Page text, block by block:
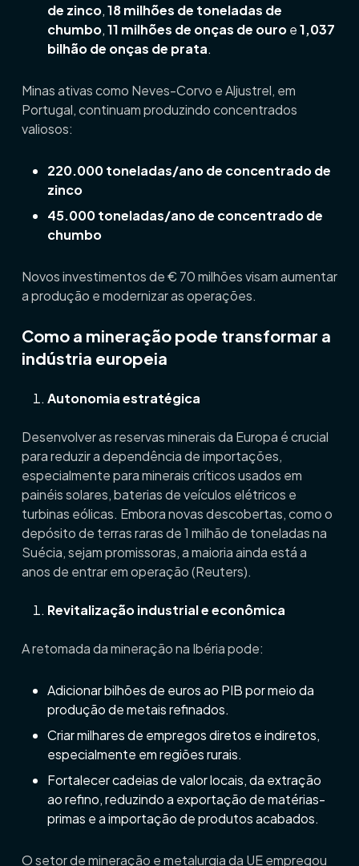
de zinco,18 milhões de toneladas de
chumbo,11 milhões de onças de ouroe1,037
bilhão de onças de prata.
Minas ativas como Neves-Corvo e Aljustrel, em
Portugal, continuam produzindo concentrados
valiosos:
220.000 toneladas/ano de concentrado de
zinco
45.000 toneladas/ano de concentrado de
chumbo
Novos investimentos de € 70 milhões visam aumentar
a produção e modernizar as operações.
Como a mineração pode transformar a
indústria europeia
Autonomia estratégica
Desenvolver as reservas minerais da Europa é crucial
para reduzir a dependência de importações,
especialmente para minerais críticos usados em
painéis solares, baterias de veículos elétricos e
turbinas eólicas. Embora novas descobertas, como o
depósito de terras raras de 1 milhão de toneladas na
Suécia, sejam promissoras, a maioria ainda está a
anos de entrar em operação (Reuters).
Revitalização industrial e econômica
A retomada da mineração na Ibéria pode:
Adicionar bilhões de euros ao PIB por meio da
produção de metais refinados.
Criar milhares de empregos diretos e indiretos,
especialmente em regiões rurais.
Fortalecer cadeias de valor locais, da extração
ao refino, reduzindo a exportação de matérias-
primas e a importação de produtos acabados.
O setor de mineração e metalurgia da UE empregou